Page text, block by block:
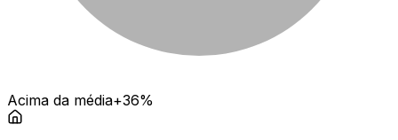
Acima da média+36%